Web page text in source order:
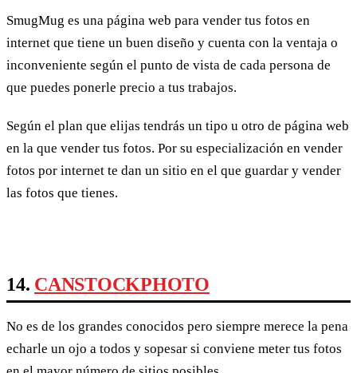
SmugMug es una página web para vender tus fotos en
internet que tiene un buen diseño y cuenta con la ventaja o
inconveniente según el punto de vista de cada persona de
que puedes ponerle precio a tus trabajos.
Según el plan que elijas tendrás un tipo u otro de página web
en la que vender tus fotos. Por su especialización en vender
fotos por internet te dan un sitio en el que guardar y vender
las fotos que tienes.
14. CANSTOCKPHOTO
No es de los grandes conocidos pero siempre merece la pena
echarle un ojo a todos y sopesar si conviene meter tus fotos